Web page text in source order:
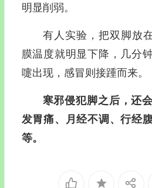
明显削弱。
有人实验，把双脚放
膜温度就明显下降，几分
嚏出现，感冒则接踵而来。
寒邪侵犯脚之后，还
发胃痛、月经不调、行经
等。